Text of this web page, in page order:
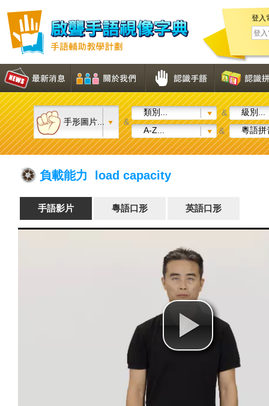
登入
手形圖片... &
類別... &
級別...
A-Z...
& 粵語拼
負載能力 load capacity
手語影片 粵語口形 英語口形